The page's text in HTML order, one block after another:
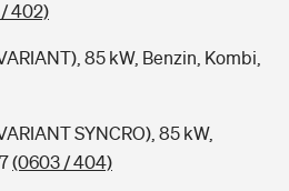
402)
85 kW, Benzin, Kombi,
SYNCRO), 85 kW,
(0603 / 404)